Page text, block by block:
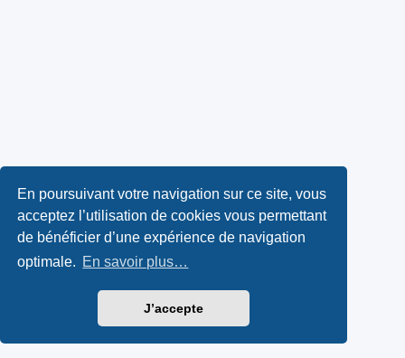
En poursuivant votre navigation sur ce site, vous
acceptez l’utilisation de cookies vous permettant
de bénéficier d’une expérience de navigation
optimale. En savoir plus…
J’accepte